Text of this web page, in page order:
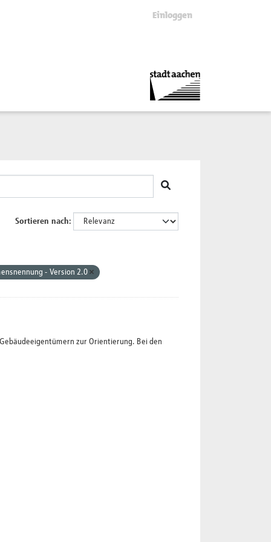
Einloggen
Sortieren nach
- Version 2.0
zur Orientierung. Bei den